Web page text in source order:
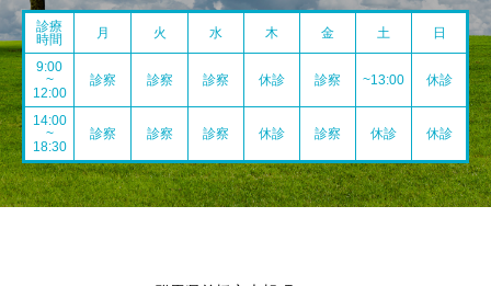
診療
時間
月 火 水 木 金 土 日
9:00
~
12:00
診察 診察 診察 休診 診察 ~13:00 休診
14:00
~
18:30
診察 診察 診察 休診 診察 休診 休診